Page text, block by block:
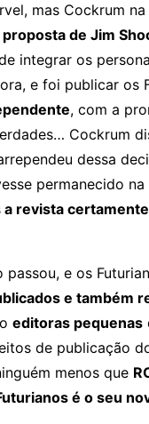
mas Cockrum
de Jim
integrar os
e foi publicar os
, com a
Cockrum
dessa
permanecido
a revista
passou, e os
e também
editoras pequenas
de publicação
menos que
é o seu